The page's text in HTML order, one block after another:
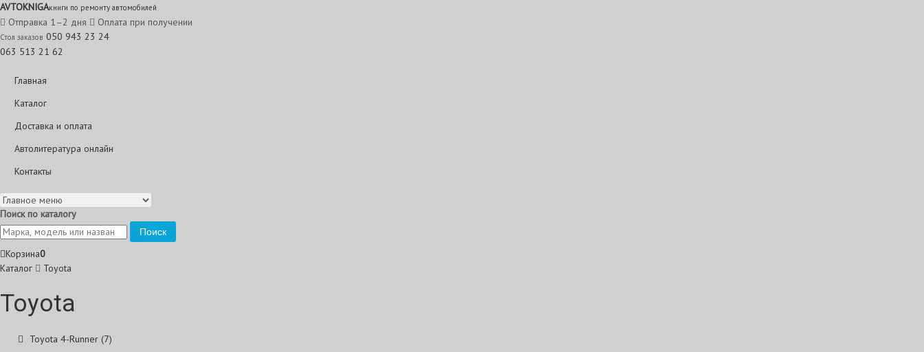
AVTOKNIGAкниги по ремонту автомобилей
Отправка 1–2 дня Оплата при получении
Стол заказов 050 943 23 24
063 513 21 62
Главная
Каталог
Доставка и оплата
Автолитература онлайн
Контакты
Поиск по каталогу
Поиск
Корзина0
Каталог
Toyota
Toyota
Toyota 4-Runner (7)